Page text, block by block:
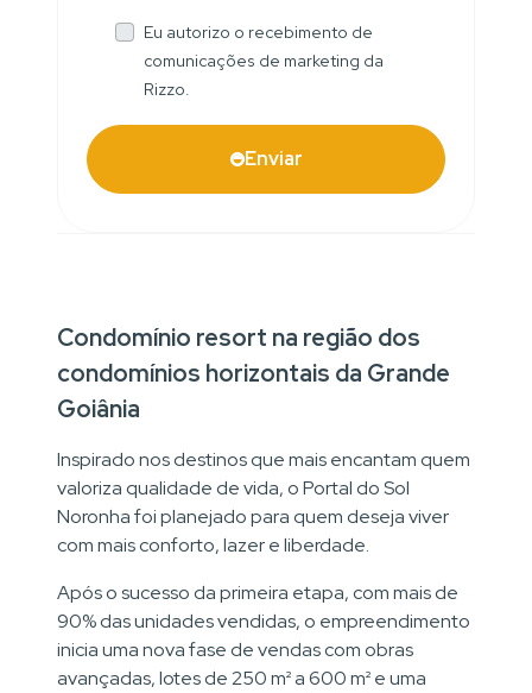
Eu autorizo o recebimento de
comunicações de marketing da
Rizzo.
Enviar
Condomínio resort na região dos
condomínios horizontais da Grande
Goiânia
Inspirado nos destinos que mais encantam quem
valoriza qualidade de vida, o Portal do Sol
Noronha foi planejado para quem deseja viver
com mais conforto, lazer e liberdade.
Após o sucesso da primeira etapa, com mais de
90% das unidades vendidas, o empreendimento
inicia uma nova fase de vendas com obras
avançadas, lotes de 250 m² a 600 m² e uma